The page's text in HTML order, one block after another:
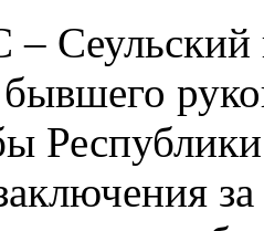
Сеульский